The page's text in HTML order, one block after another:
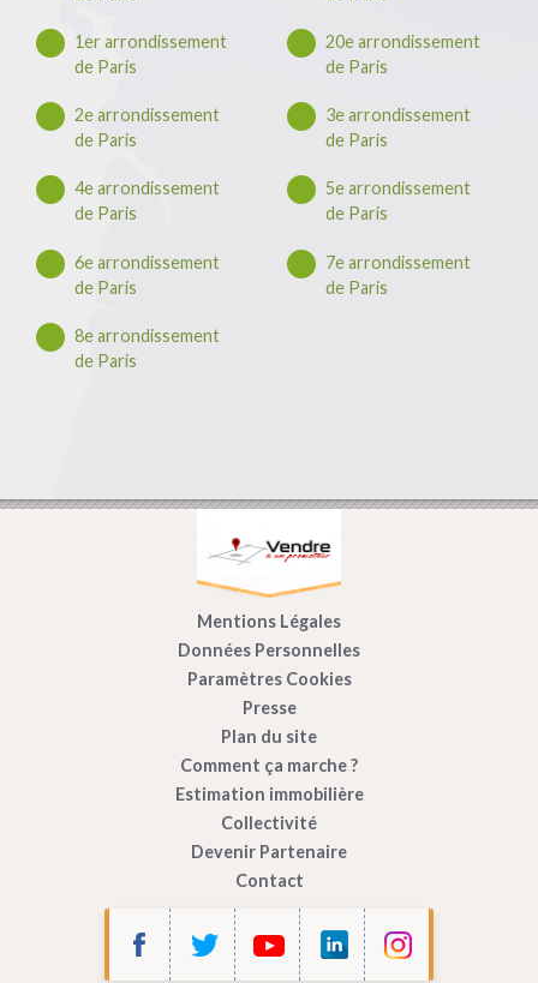
1er arrondissement
de Paris
20e arrondissement
de Paris
2e arrondissement
de Paris
3e arrondissement
de Paris
4e arrondissement
de Paris
5e arrondissement
de Paris
6e arrondissement
de Paris
7e arrondissement
de Paris
8e arrondissement
de Paris
Mentions Légales
Données Personnelles
Paramètres Cookies
Presse
Plan du site
Comment ça marche ?
Estimation immobilière
Collectivité
Devenir Partenaire
Contact